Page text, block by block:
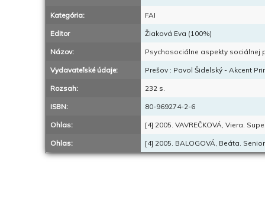
Kategória: FAI
Editor Žiaková Eva (100%)
Názov: Psychosociálne aspekty sociálnej
Vydavateľské údaje: Prešov : Pavol Šidelský - Akcent
Rozsah: 232 s.
ISBN: 80-969274-2-6
Ohlas: [4] 2005. VAVREČKOVÁ, Viera.
Ohlas: [4] 2005. BALOGOVÁ, Beáta.